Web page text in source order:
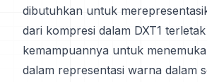
dibutuhkan untuk
dari kompresi dalam DXT1
kemampuannya untuk
dalam representasi warna dalam